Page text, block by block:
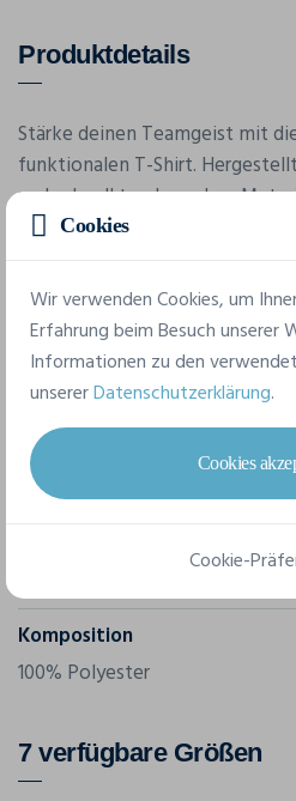
Produktdetails
Stärke deinen Teamgeist mit
funktionalen T-Shirt.
und schnell trocknendem
Feuchtigkeitstransport und
Perfekt für das Branding mit
Firmenlogos.
Merkmale
Marke
Craft
Komposition
100% Polyester
7 verfügbare Größen
Cookies
Wir verwenden Cookies, um
Erfahrung beim Besuch unserer
Informationen zu den
unsererDatenschutzerklärung.
Cookies
Cookie-